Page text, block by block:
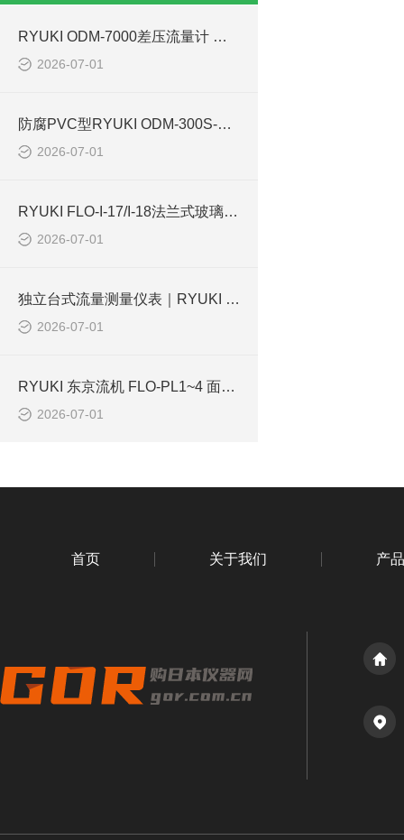
RYUKI ODM-7000差压流量计 化工循环油、冷却水管路配套方案
2026-07-01
防腐PVC型RYUKI ODM-300S-PVC差压流量计 化工酸碱废液管路流量监测解析
2026-07-01
RYUKI FLO-I-17/I-18法兰式玻璃转子流量计化工循环水系统应用
2026-07-01
独立台式流量测量仪表｜RYUKI FLO-L65/L68底座式流量计化工实验室应用解析
2026-07-01
RYUKI 东京流机 FLO-PL1~4 面板式转子流量计 气体流量监测解决方案
2026-07-01
首页 关于我们 产